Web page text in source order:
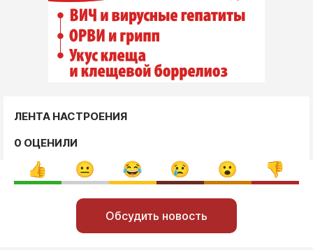
ЛЕНТА НАСТРОЕНИЯ
0 ОЦЕНИЛИ
Обсудить новость